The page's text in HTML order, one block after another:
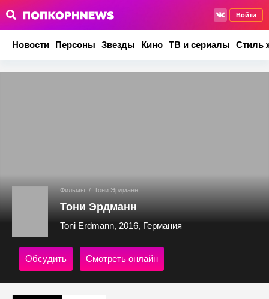
Войти
Новости Персоны Звезды Кино ТВ и сериалы Стиль
Фильмы / Тони Эрдманн
Тони Эрдманн
Toni Erdmann, 2016, Германия
Обсудить Смотреть онлайн